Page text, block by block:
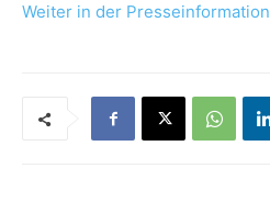
Weiter in der Presseinformation